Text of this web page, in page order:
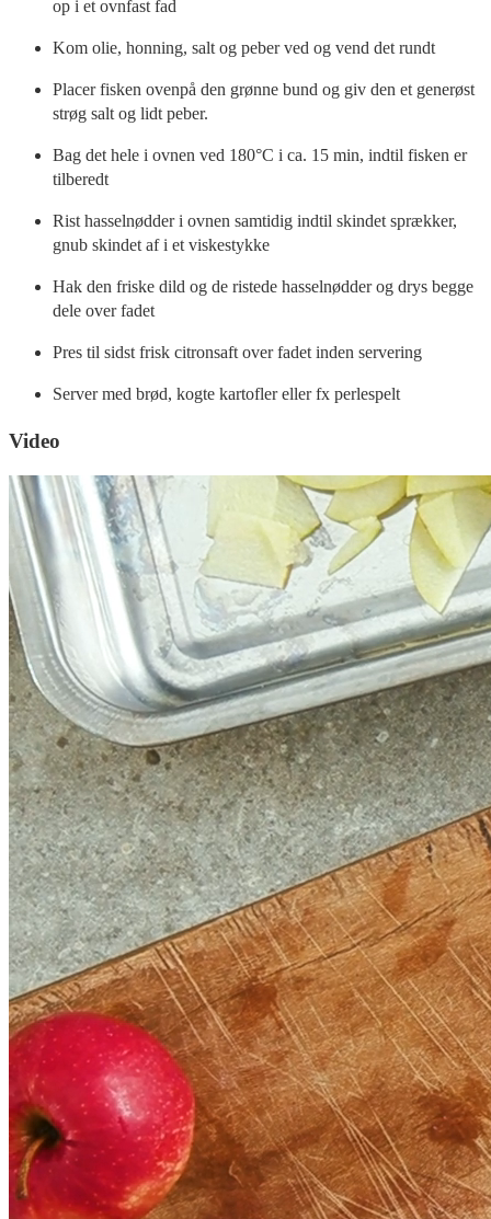
op i et ovnfast fad
Kom olie, honning, salt og peber ved og vend det rundt
Placer fisken ovenpå den grønne bund og giv den et generøst
strøg salt og lidt peber.
Bag det hele i ovnen ved 180°C i ca. 15 min, indtil fisken er
tilberedt
Rist hasselnødder i ovnen samtidig indtil skindet sprækker,
gnub skindet af i et viskestykke
Hak den friske dild og de ristede hasselnødder og drys begge
dele over fadet
Pres til sidst frisk citronsaft over fadet inden servering
Server med brød, kogte kartofler eller fx perlespelt
Video